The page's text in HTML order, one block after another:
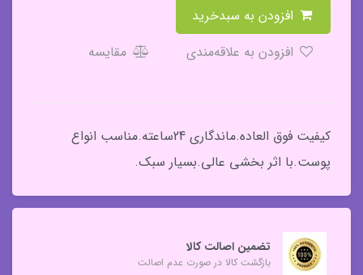
مقایسه
کیفیت فوق العاده.ماندگاری 24ساعته.مناسب انواع
پوست.با اثر بخشی عالی.بسیار سبک.
تضمین اصالت کالا
بازگشت کالا در صورت عدم اصالت